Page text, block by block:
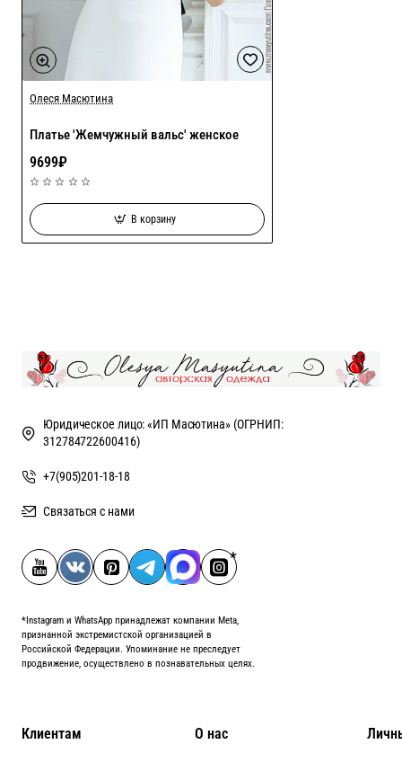
Олеся Масютина
Платье 'Жемчужный вальс' женское
9699₽
В корзину
Юридическое лицо: «ИП Масютина» (ОГРНИП:
312784722600416)
+7(905)201-18-18
Связаться с нами
*Instagram и WhatsApp принадлежат компании Meta,
признанной экстремистской организацией в
Российской Федерации. Упоминание не преследует
продвижение, осуществлено в познавательных целях.
Клиентам О нас